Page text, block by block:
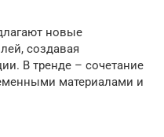
новые
создавая
В тренде – сочетание
материалами и